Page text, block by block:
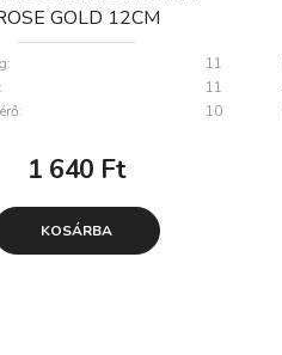
GOLD 12CM
11
11
10
1 640 Ft
KOSÁRBA